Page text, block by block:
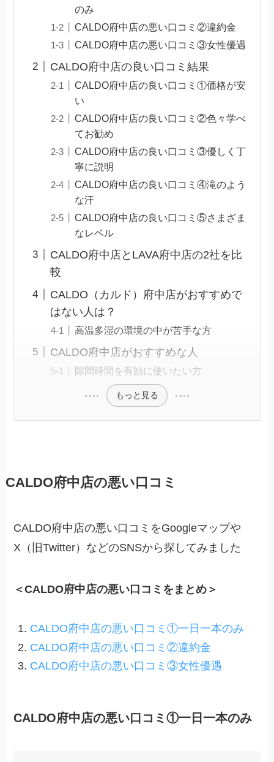
のみ
CALDO府中店の悪い口コミ②違約金
CALDO府中店の悪い口コミ③女性優遇
CALDO府中店の良い口コミ結果
CALDO府中店の良い口コミ①価格が安
い
CALDO府中店の良い口コミ②色々学べ
てお勧め
CALDO府中店の良い口コミ③優しく丁
寧に説明
CALDO府中店の良い口コミ④滝のよう
な汗
CALDO府中店の良い口コミ⑤さまざま
なレベル
CALDO府中店とLAVA府中店の2社を比
較
CALDO（カルド）府中店がおすすめで
はない人は？
高温多湿の環境の中が苦手な方
CALDO府中店がおすすめな人
隙間時間を有効に使いたい方
もっと見る
CALDO府中店の悪い口コミ
CALDO府中店の悪い口コミをGoogleマップや
X（旧Twitter）などのSNSから探してみました
＜CALDO府中店の悪い口コミをまとめ＞
CALDO府中店の悪い口コミ①一日一本のみ
CALDO府中店の悪い口コミ②違約金
CALDO府中店の悪い口コミ③女性優遇
CALDO府中店の悪い口コミ①一日一本のみ